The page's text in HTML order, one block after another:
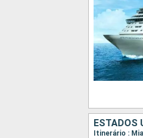
ESTADOS
Itinerário :